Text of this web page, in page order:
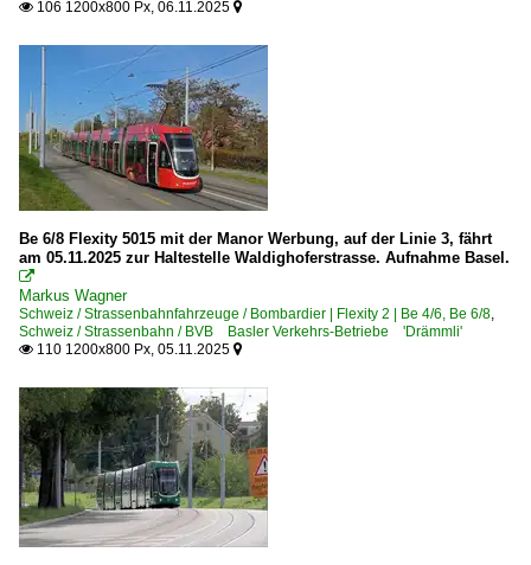
 106 1200x800 Px, 06.11.2025 
Be 6/8 Flexity 5015 mit der Manor Werbung, auf der Linie 3, fährt
am 05.11.2025 zur Haltestelle Waldighoferstrasse. Aufnahme Basel.

Markus Wagner
Schweiz / Strassenbahnfahrzeuge / Bombardier | Flexity 2 | Be 4/6, Be 6/8,
Schweiz / Strassenbahn / BVB Basler Verkehrs-Betriebe 'Drämmli'
 110 1200x800 Px, 05.11.2025 